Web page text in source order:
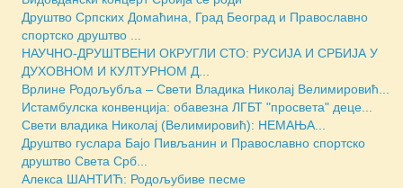
Друштво Српских Домаћина, Град Београд и Православно
спортско друштво ...
НАУЧНО-ДРУШТВЕНИ ОКРУГЛИ СТО: РУСИЈА И СРБИЈА У
ДУХОВНОМ И КУЛТУРНОМ Д...
Врлине Родољубља – Свети Владика Николај Велимировић...
Истамбулска конвенција: обавезна ЛГБТ "просвета" деце...
Свети владика Николај (Велимировић): НЕМАЊА...
Друштво гуслара Бајо Пивљанин и Православно спортско
друштво Света Срб...
Алекса ШАНТИЋ: Родољубиве песме